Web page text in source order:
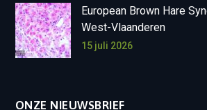
European Brown Hare
West-Vlaanderen
15 juli 2026
ONZE NIEUWSBRIEF